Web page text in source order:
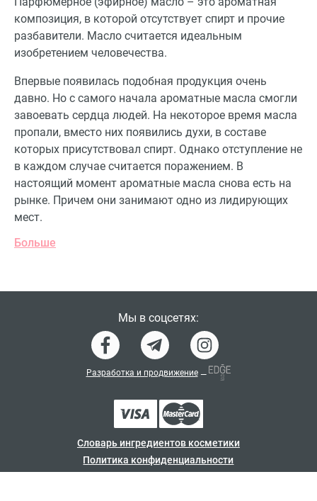
композиция, в которой отсутствует спирт и прочие
разбавители. Масло считается идеальным
изобретением человечества.
Впервые появилась подобная продукция очень
давно. Но с самого начала ароматные масла смогли
завоевать сердца людей. На некоторое время масла
пропали, вместо них появились духи, в составе
которых присутствовал спирт. Однако отступление не
в каждом случае считается поражением. В
настоящий момент ароматные масла снова есть на
рынке. Причем они занимают одно из лидирующих
мест.
Больше
Словарь ингредиентов косметики
Политика конфиденциальности
Мы в соцсетях:
Разработка и продвижение —